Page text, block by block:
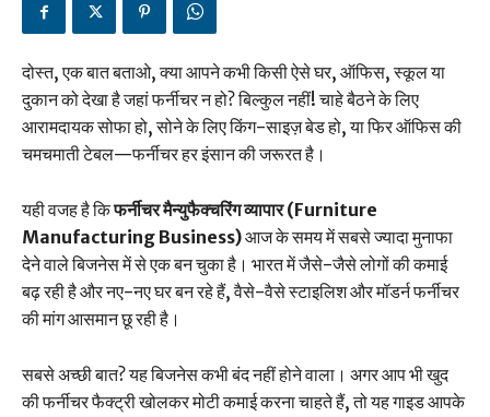
दोस्त, एक बात बताओ, क्या आपने कभी किसी ऐसे घर, ऑफिस, स्कूल या
दुकान को देखा है जहां फर्नीचर न हो? बिल्कुल नहीं! चाहे बैठने के लिए
आरामदायक सोफा हो, सोने के लिए किंग-साइज़ बेड हो, या फिर ऑफिस की
चमचमाती टेबल—फर्नीचर हर इंसान की जरूरत है।
यही वजह है किफर्नीचर मैन्युफैक्चरिंग व्यापार (Furniture
Manufacturing Business)आज के समय में सबसे ज्यादा मुनाफा
देने वाले बिजनेस में से एक बन चुका है। भारत में जैसे-जैसे लोगों की कमाई
बढ़ रही है और नए-नए घर बन रहे हैं, वैसे-वैसे स्टाइलिश और मॉडर्न फर्नीचर
की मांग आसमान छू रही है।
सबसे अच्छी बात? यह बिजनेस कभी बंद नहीं होने वाला। अगर आप भी खुद
की फर्नीचर फैक्ट्री खोलकर मोटी कमाई करना चाहते हैं, तो यह गाइड आपके